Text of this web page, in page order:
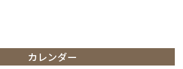
カレンダー